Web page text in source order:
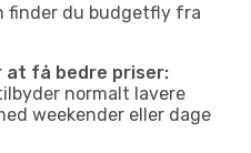
finder du budgetfly fra
at få bedre priser:
normalt lavere
weekender eller dage